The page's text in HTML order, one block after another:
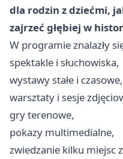
dla rodzin z dziećmi,
zajrzeć głębiej w
W programie znalazły
spektakle i słuchowiska,
wystawy stałe i czasowe,
warsztaty i sesje
gry terenowe,
pokazy multimedialne,
zwiedzanie kilku miejsc